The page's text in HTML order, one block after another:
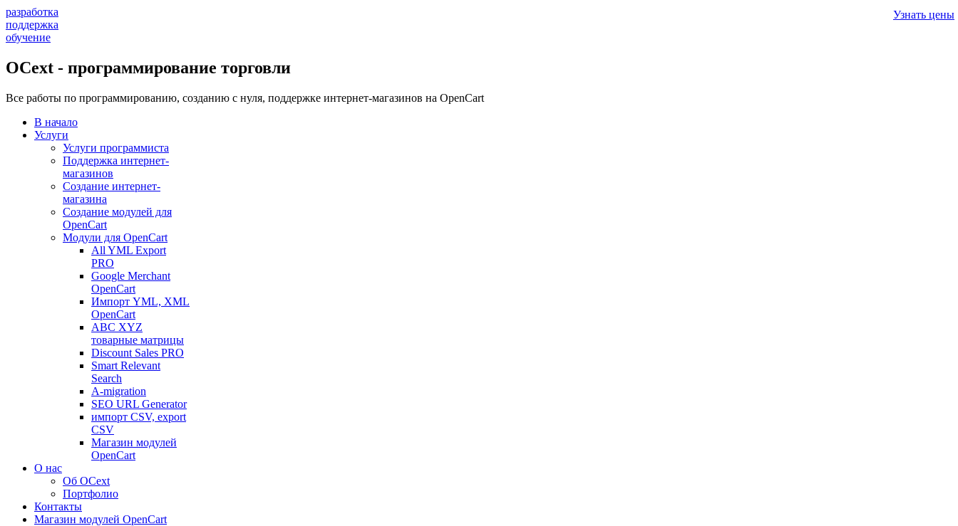
разработка
поддержка
обучение
OCext - программирование торговли
Все работы по программированию, созданию с нуля, поддержке интернет-магазинов на OpenCart
В начало
Услуги
Услуги программиста
Поддержка интернет-
магазинов
Создание интернет-
магазина
Создание модулей для
OpenCart
Модули для OpenCart
All YML Export
PRO
Google Merchant
OpenCart
Импорт YML, XML
OpenCart
ABC XYZ
товарные матрицы
Discount Sales PRO
Smart Relevant
Search
A-migration
SEO URL Generator
импорт CSV, export
CSV
Магазин модулей
OpenCart
О нас
Об OCext
Портфолио
Контакты
Магазин модулей OpenCart
Узнать цены